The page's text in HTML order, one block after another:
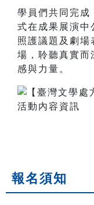
學員們共同完成
式在成果展演中
照護議題及劇場
場，聆聽真實而
感與力量。
報名須知